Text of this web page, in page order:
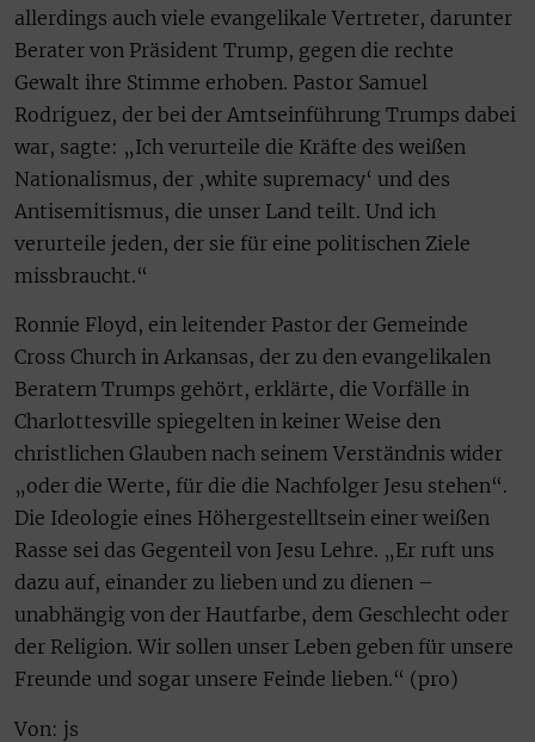
allerdings auch viele evangelikale Vertreter, darunter
Berater von Präsident Trump, gegen die rechte
Gewalt ihre Stimme erhoben. Pastor Samuel
Rodriguez, der bei der Amtseinführung Trumps dabei
war, sagte: „Ich verurteile die Kräfte des weißen
Nationalismus, der ‚white supremacy‘ und des
Antisemitismus, die unser Land teilt. Und ich
verurteile jeden, der sie für eine politischen Ziele
missbraucht.“
Ronnie Floyd, ein leitender Pastor der Gemeinde
Cross Church in Arkansas, der zu den evangelikalen
Beratern Trumps gehört, erklärte, die Vorfälle in
Charlottesville spiegelten in keiner Weise den
christlichen Glauben nach seinem Verständnis wider
„oder die Werte, für die die Nachfolger Jesu stehen“.
Die Ideologie eines Höhergestelltsein einer weißen
Rasse sei das Gegenteil von Jesu Lehre. „Er ruft uns
dazu auf, einander zu lieben und zu dienen –
unabhängig von der Hautfarbe, dem Geschlecht oder
der Religion. Wir sollen unser Leben geben für unsere
Freunde und sogar unsere Feinde lieben.“ (pro)
Von: js